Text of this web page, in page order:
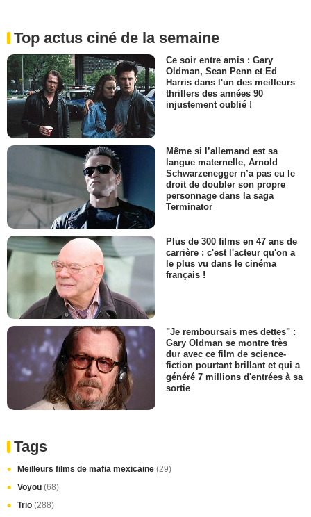
Top actus ciné de la semaine
Ce soir entre amis : Gary
Oldman, Sean Penn et Ed
Harris dans l'un des meilleurs
thrillers des années 90
injustement oublié !
Même si l’allemand est sa
langue maternelle, Arnold
Schwarzenegger n’a pas eu le
droit de doubler son propre
personnage dans la saga
Terminator
Plus de 300 films en 47 ans de
carrière : c'est l'acteur qu'on a
le plus vu dans le cinéma
français !
"Je remboursais mes dettes" :
Gary Oldman se montre très
dur avec ce film de science-
fiction pourtant brillant et qui a
généré 7 millions d'entrées à sa
sortie
Tags
Meilleurs films de mafia mexicaine (29)
Voyou (68)
Trio (288)